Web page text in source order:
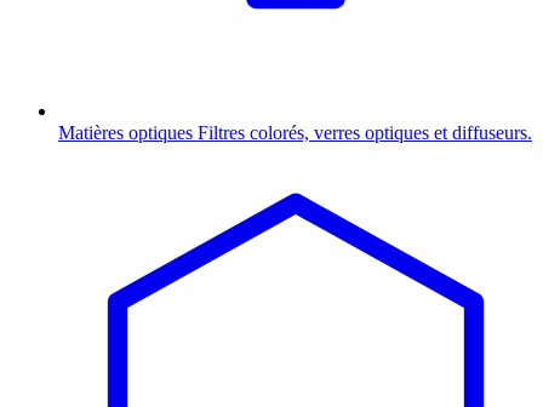
Matières optiques Filtres colorés, verres optiques et diffuseurs.